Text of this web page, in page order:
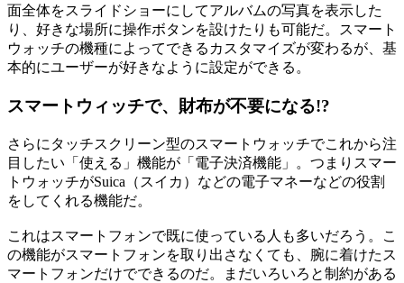
面全体をスライドショーにしてアルバムの写真を表示した
り、好きな場所に操作ボタンを設けたりも可能だ。スマート
ウォッチの機種によってできるカスタマイズが変わるが、基
本的にユーザーが好きなように設定ができる。
スマートウィッチで、財布が不要になる!?
さらにタッチスクリーン型のスマートウォッチでこれから注
目したい「使える」機能が「電子決済機能」。つまりスマー
トウォッチがSuica（スイカ）などの電子マネーなどの役割
をしてくれる機能だ。
これはスマートフォンで既に使っている人も多いだろう。こ
の機能がスマートフォンを取り出さなくても、腕に着けたス
マートフォンだけでできるのだ。まだいろいろと制約がある